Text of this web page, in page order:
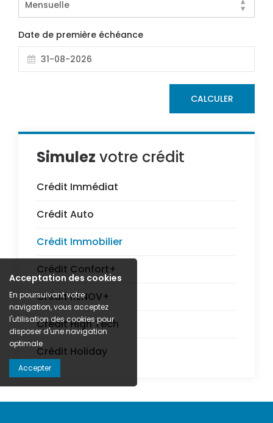
Acceptation des cookies
En poursuivant votre
navigation, vous acceptez
l'utilisation des cookies pour
disposer d'une navigation
optimale
Accepter
Date de première échéance
Simulez votre crédit
Crédit Immédiat
Crédit Auto
Crédit Immobilier
Crédit Confort+
Crédit RENOV+
Crédit High Tech
Crédit Holiday